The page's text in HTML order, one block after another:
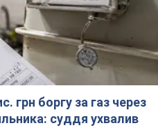
грн боргу за газ через
суддя ухвалив